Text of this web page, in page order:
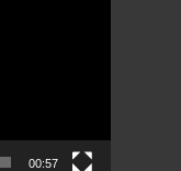
00:57